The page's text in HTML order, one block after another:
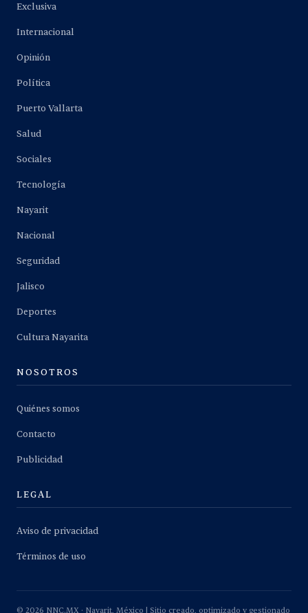
Exclusiva
Internacional
Opinión
Política
Puerto Vallarta
Salud
Sociales
Tecnología
Nayarit
Nacional
Seguridad
Jalisco
Deportes
Cultura Nayarita
NOSOTROS
Quiénes somos
Contacto
Publicidad
LEGAL
Aviso de privacidad
Términos de uso
© 2026 NNC.MX · Nayarit, México | Sitio creado, optimizado y gestionado